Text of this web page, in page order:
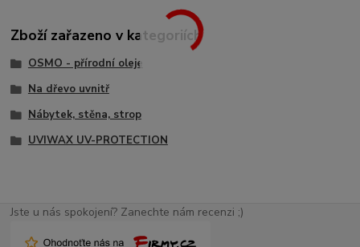
Zboží zařazeno v kategoriích
OSMO - přírodní oleje
Na dřevo uvnitř
Nábytek, stěna, strop
UVIWAX UV-PROTECTION
Jste u nás spokojení? Zanechte nám recenzi ;)